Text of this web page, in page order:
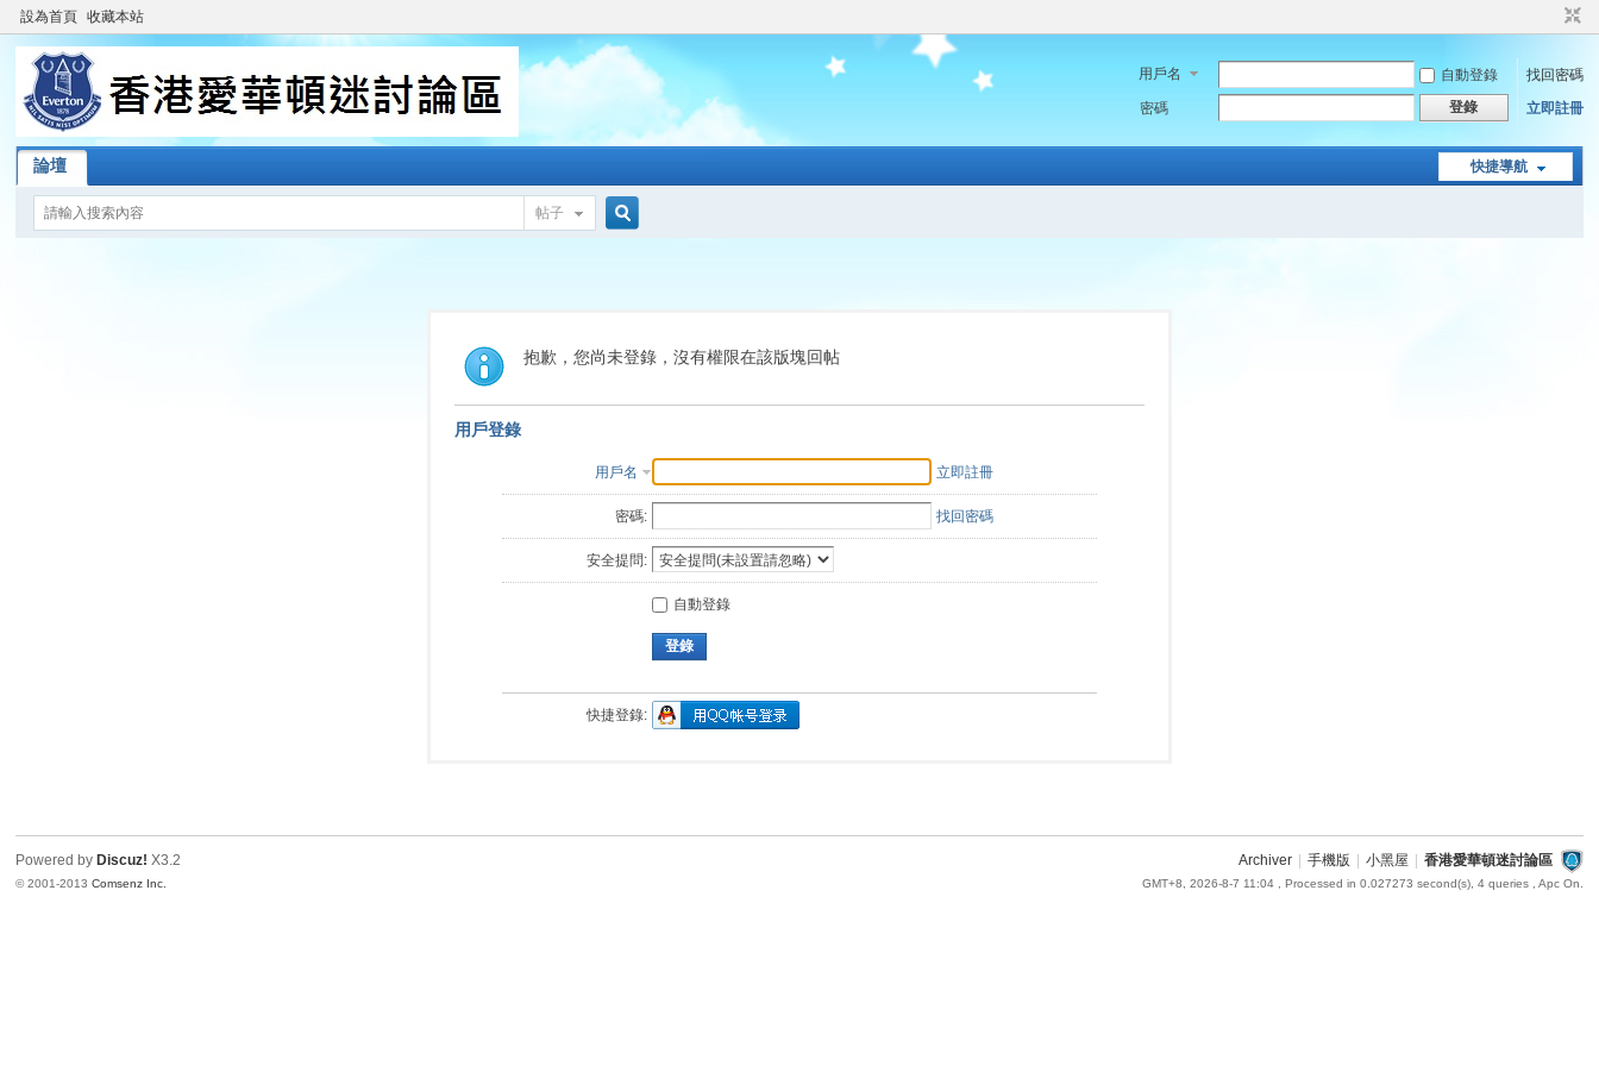
設為首頁 收藏本站
用戶名 自動登錄
找回密碼
密碼
登錄 立即註冊
快捷導航
論壇
帖子
索
抱歉，您尚未登錄，沒有權限在該版塊回帖
用戶登錄
用戶名 立即註冊
密碼: 找回密碼
安全提問:
自動登錄
登錄
快捷登錄:
Archiver 手機版 小黑屋 香港愛華頓迷討論區
GMT+8, 2026-8-7 11:04, Processed in 0.027273 second(s), 4 queries , Apc On.
Powered by Discuz! X3.2
© 2001-2013Comsenz Inc.